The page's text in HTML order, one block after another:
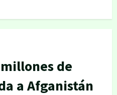
de
a Afganistán